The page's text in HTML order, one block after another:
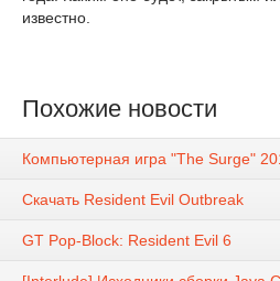
известно.
Похожие новости
Компьютерная игра "The Surge"
Скачать Resident Evil Outbreak
GT Pop-Block: Resident Evil 6